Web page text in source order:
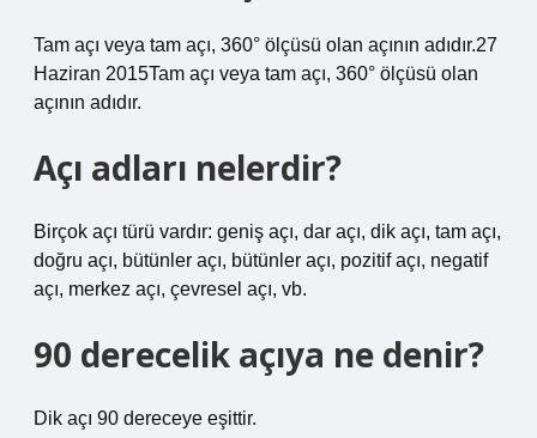
Tam açı veya tam açı, 360° ölçüsü olan açının adıdır.27
Haziran 2015Tam açı veya tam açı, 360° ölçüsü olan
açının adıdır.
Açı adları nelerdir?
Birçok açı türü vardır: geniş açı, dar açı, dik açı, tam açı,
doğru açı, bütünler açı, bütünler açı, pozitif açı, negatif
açı, merkez açı, çevresel açı, vb.
90 derecelik açıya ne denir?
Dik açı 90 dereceye eşittir.